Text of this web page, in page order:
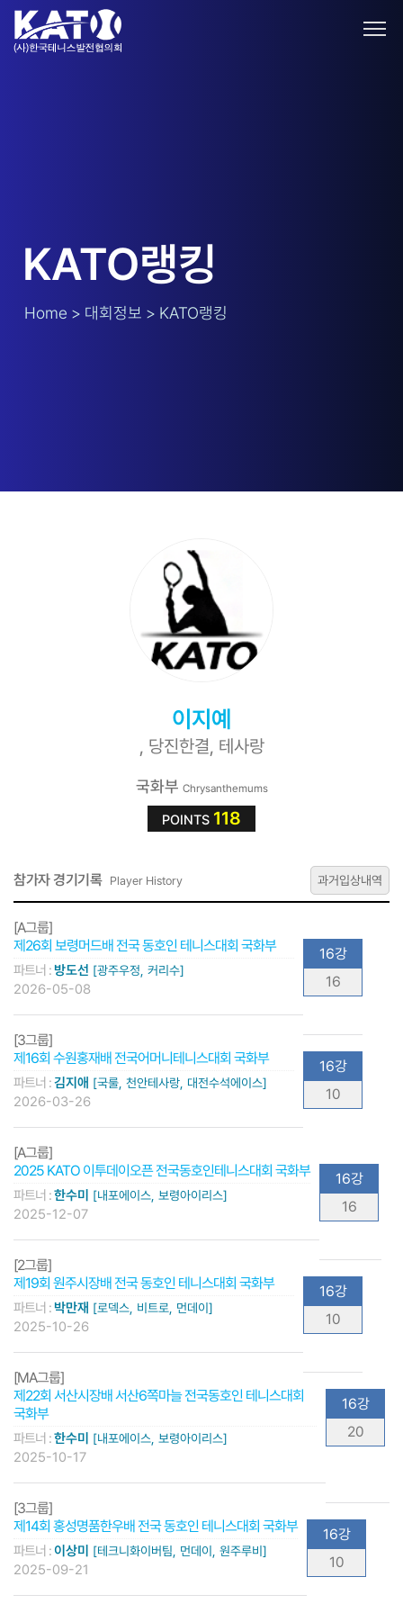
KATO랭킹
Home > 대회정보 > KATO랭킹
이지예
, 당진한결, 테사랑
국화부 Chrysanthemums
POINTS 118
참가자 경기기록 Player History 과거입상내역
[A그룹]
제26회 보령머드배 전국 동호인 테니스대회 국화부
파트너 :방도선 [광주우정, 커리수]
2026-05-08
16강
16
[3그룹]
제16회 수원홍재배 전국어머니테니스대회 국화부
파트너 :김지애 [국룰, 천안테사랑, 대전수석에이스]
2026-03-26
16강
10
[A그룹]
2025 KATO 이투데이오픈 전국동호인테니스대회 국화부
파트너 :한수미 [내포에이스, 보령아이리스]
2025-12-07
16강
16
[2그룹]
제19회 원주시장배 전국 동호인 테니스대회 국화부
파트너 :박만재 [로덱스, 비트로, 먼데이]
2025-10-26
16강
10
[MA그룹]
제22회 서산시장배 서산6쪽마늘 전국동호인 테니스대회
국화부
파트너 :한수미 [내포에이스, 보령아이리스]
2025-10-17
16강
20
[3그룹]
제14회 홍성명품한우배 전국 동호인 테니스대회 국화부
파트너 :이상미 [테크니화이버팀, 먼데이, 원주루비]
2025-09-21
16강
10